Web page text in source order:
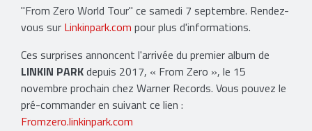
''From Zero World Tour'' ce samedi 7 septembre. Rendez-
vous sur Linkinpark.com pour plus d'informations.
Ces surprises annoncent l'arrivée du premier album de
LINKIN PARKdepuis 2017, « From Zero », le 15
novembre prochain chez Warner Records. Vous pouvez le
pré-commander en suivant ce lien :
Fromzero.linkinpark.com